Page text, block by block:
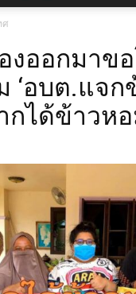
ศ
งออกมาข
‘อบต.แจก
กได้ข้าวห